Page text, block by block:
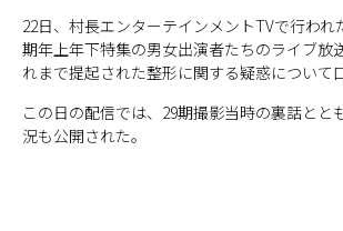
22日、村長エンターテインメントTVで行われ
期年上年下特集の男女出演者たちのライブ放
れまで提起された整形に関する疑惑について
この日の配信では、29期撮影当時の裏話とと
況も公開された。